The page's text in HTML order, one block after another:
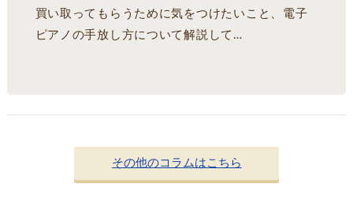
買い取ってもらうために気をつけたいこと、電子
ピアノの手放し方について解説して…
その他のコラムはこちら